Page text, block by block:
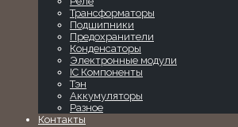
Трансформаторы
Подшипники
Предохранители
Конденсаторы
Электронные модули
IC Компоненты
Тэн
Аккумуляторы
Разное
Контакты